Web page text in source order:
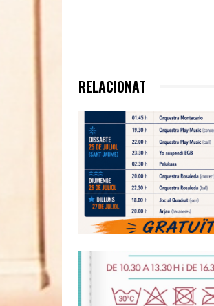
RELACIONAT